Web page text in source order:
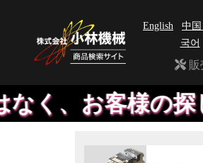
English 中
국어
販
ている機械